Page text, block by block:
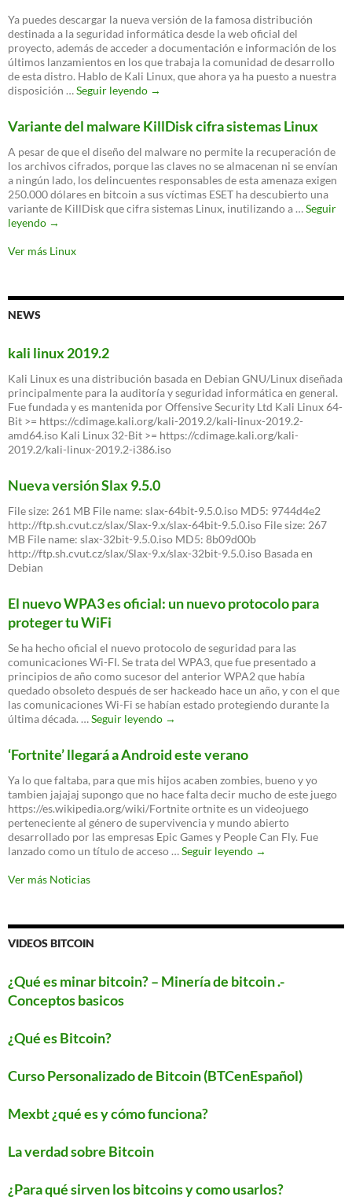
para
Ya puedes descargar la nueva versión de la famosa distribución
destinada a la seguridad informática desde la web oficial del
proyecto, además de acceder a documentación e información de los
últimos lanzamientos en los que trabaja la comunidad de desarrollo
de esta distro. Hablo de Kali Linux, que ahora ya ha puesto a nuestra
disposición …Seguir leyendo Kali
ya
disponible
con
interesantes
novedades
→
Variante del malware KillDisk cifra sistemas Linux
A pesar de que el diseño del malware no permite la recuperación de
los archivos cifrados, porque las claves no se almacenan ni se envían
a ningún lado, los delincuentes responsables de esta amenaza exigen
250.000 dólares en bitcoin a sus víctimas ESET ha descubierto una
variante de KillDisk que cifra sistemas Linux, inutilizando a …Seguir
leyendo Variante
malware
→
Ver más Linux
NEWS
kali linux 2019.2
Kali Linux es una distribución basada en Debian GNU/Linux diseñada
principalmente para la auditoría y seguridad informática en general.
Fue fundada y es mantenida por Offensive Security Ltd Kali Linux 64-
Bit >= https://cdimage.kali.org/kali-2019.2/kali-linux-2019.2-
amd64.iso Kali Linux 32-Bit >= https://cdimage.kali.org/kali-
2019.2/kali-linux-2019.2-i386.iso
Nueva versión Slax 9.5.0
File size: 261 MB File name: slax-64bit-9.5.0.iso MD5: 9744d4e2
http://ftp.sh.cvut.cz/slax/Slax-9.x/slax-64bit-9.5.0.iso File size: 267
MB File name: slax-32bit-9.5.0.iso MD5: 8b09d00b
http://ftp.sh.cvut.cz/slax/Slax-9.x/slax-32bit-9.5.0.iso Basada en
Debian
El nuevo WPA3 es oficial: un nuevo protocolo para
proteger tu WiFi
Se ha hecho oficial el nuevo protocolo de seguridad para las
comunicaciones Wi-FI. Se trata del WPA3, que fue presentado a
principios de año como sucesor del anterior WPA2 que había
quedado obsoleto después de ser hackeado hace un año, y con el que
las comunicaciones Wi-Fi se habían estado protegiendo durante la
última década. …Seguir leyendo El
es
oficial:
un
nuevo
protocolo
para
proteger
tu
→
‘Fortnite’ llegará a Android este verano
Ya lo que faltaba, para que mis hijos acaben zombies, bueno y yo
tambien jajajaj supongo que no hace falta decir mucho de este juego
https://es.wikipedia.org/wiki/Fortnite ortnite es un videojuego
perteneciente al género de supervivencia y mundo abierto
desarrollado por las empresas Epic Games y People Can Fly. Fue
lanzado como un título de acceso …Seguir leyendo ‘Fortnite’
→
Ver más Noticias
VIDEOS BITCOIN
¿Qué es minar bitcoin? – Minería de bitcoin .-
Conceptos basicos
¿Qué es Bitcoin?
Curso Personalizado de Bitcoin (BTCenEspañol)
Mexbt ¿qué es y cómo funciona?
La verdad sobre Bitcoin
¿Para qué sirven los bitcoins y como usarlos?